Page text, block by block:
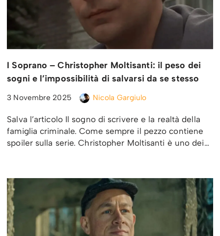
I Soprano – Christopher Moltisanti: il peso dei
sogni e l’impossibilità di salvarsi da se stesso
3 Novembre 2025 Nicola Gargiulo
Salva l’articolo Il sogno di scrivere e la realtà della
famiglia criminale. Come sempre il pezzo contiene
spoiler sulla serie. Christopher Moltisanti è uno dei…